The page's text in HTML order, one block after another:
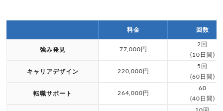
料金 回数
強み発見 77,000円
2回
(10日間)
キャリアデザイン 220,000円
5回
(60日間)
転職サポート 264,000円
60
(40日間)